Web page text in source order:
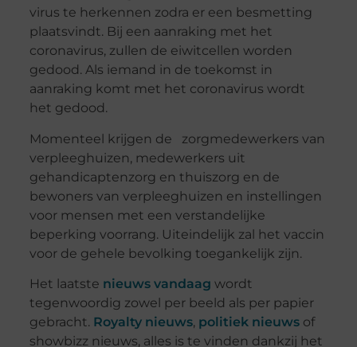
virus te herkennen zodra er een besmetting
plaatsvindt. Bij een aanraking met het
coronavirus, zullen de eiwitcellen worden
gedood. Als iemand in de toekomst in
aanraking komt met het coronavirus wordt
het gedood.
Momenteel krijgen de zorgmedewerkers van
verpleeghuizen, medewerkers uit
gehandicaptenzorg en thuiszorg en de
bewoners van verpleeghuizen en instellingen
voor mensen met een verstandelijke
beperking voorrang. Uiteindelijk zal het vaccin
voor de gehele bevolking toegankelijk zijn.
Het laatste nieuws vandaag wordt
tegenwoordig zowel per beeld als per papier
gebracht. Royalty nieuws, politiek nieuwsof
showbizz nieuws, alles is te vinden dankzij het